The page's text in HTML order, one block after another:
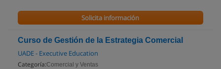
Solicita información
Curso de Gestión de la Estrategia Comercial
UADE - Executive Education
Categoría:Comercial y Ventas